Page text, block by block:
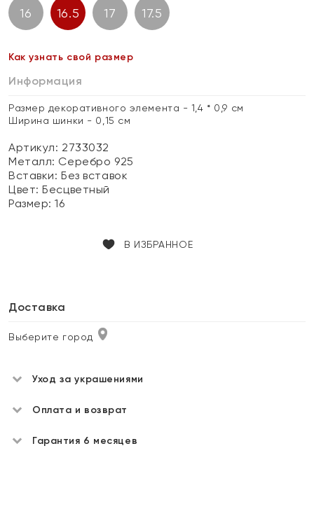
16 16.5 17 17.5
Как узнать свой размер
Информация
Размер декоративного элемента - 1,4 * 0,9 см
Ширина шинки - 0,15 см
Артикул: 2733032
Металл: Серебро 925
Вставки:Без вставок
Цвет:Бесцветный
Размер:16
В ИЗБРАННОЕ
Доставка
Выберите город
Уход за украшениями
Оплата и возврат
Гарантия 6 месяцев